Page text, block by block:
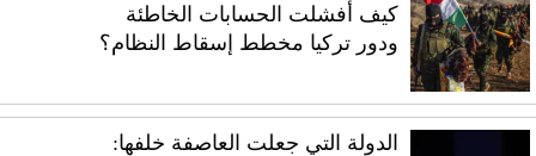
كيف أفشلت الحسابات الخاطئة
ودور تركيا مخطط إسقاط النظام؟
الدولة التي جعلت العاصفة خلفها: